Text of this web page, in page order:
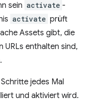
sein activate -
activate prüft
Assets gibt, die
URLs enthalten sind,
jedes Mal
und aktiviert wird.